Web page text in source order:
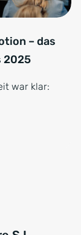
– das
2025
war klar: